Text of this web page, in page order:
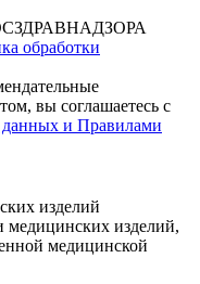
обработки
вы соглашаетесь с
данных и Правилами
изделий
медицинских изделий,
медицинской